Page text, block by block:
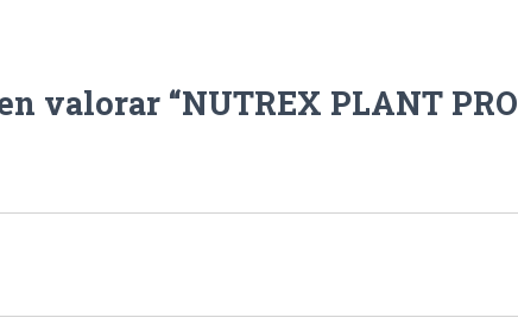
valorar “NUTREX PLANT